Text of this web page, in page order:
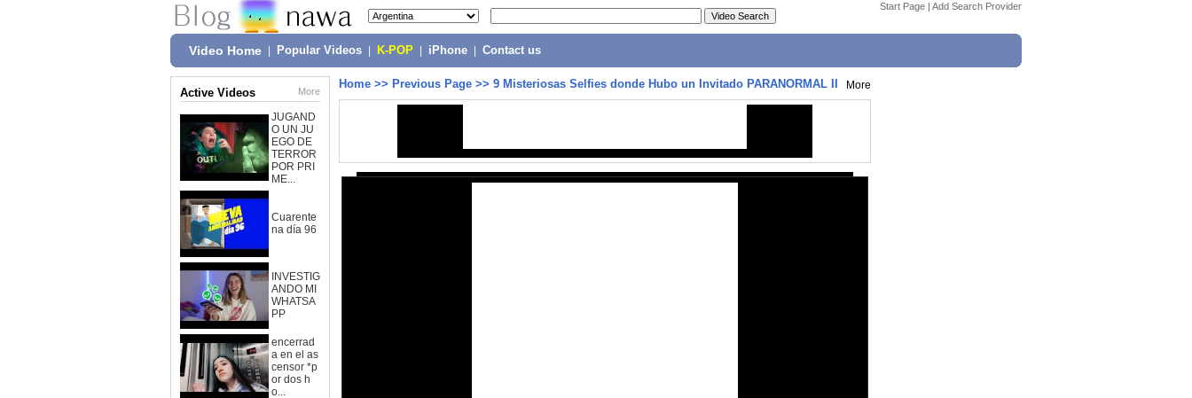
Start Page | Add Search Provider
Video Home Popular Videos K-POP iPhone Contact us
Active Videos More
JUGAND
O UN JU
EGO DE
TERROR
POR PRI
ME...
Cuarente
na día 96
INVESTIG
ANDO MI
WHATSA
PP
encerrad
a en el as
censor *p
or dos h
o...
Home >> Previous Page >> 9 Misteriosas Selfies donde Hubo un Invitado PARANORMAL II More